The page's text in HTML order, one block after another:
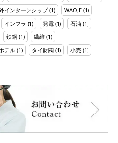
インターンシップ(1) WAOJE (1)
インフラ (1) 発電 (1) 石油 (1)
鉄鋼 (1) 繊維 (1)
テル (1) タイ財閥 (1) 小売 (1)